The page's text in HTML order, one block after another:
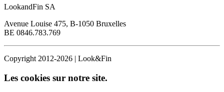
LookandFin SA
Avenue Louise 475, B-1050 Bruxelles
BE 0846.783.769
Copyright 2012-2026 | Look&Fin
Les cookies sur notre site.